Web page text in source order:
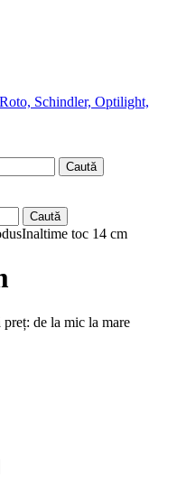
Caută
Caută
Inaltime toc 14 cm
preț: de la mic la mare